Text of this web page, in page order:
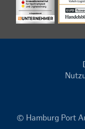
© Hamburg Port